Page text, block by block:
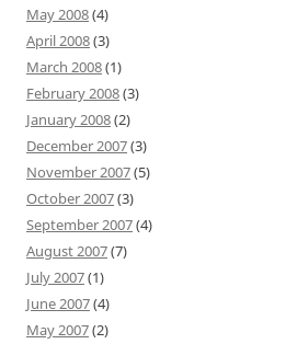
May 2008(4)
April 2008(3)
March 2008(1)
February 2008(3)
January 2008(2)
December 2007(3)
November 2007(5)
October 2007(3)
September 2007(4)
August 2007(7)
July 2007(1)
June 2007(4)
May 2007(2)